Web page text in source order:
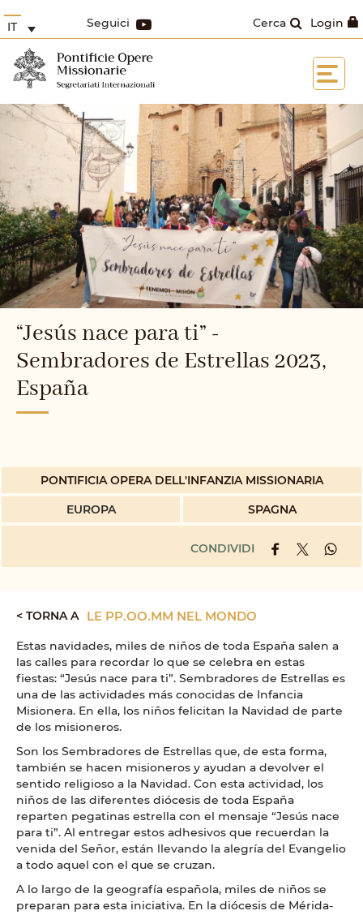
Login
Cerca
Seguici
IT
“Jesús nace para ti” -
Sembradores de Estrellas 2023,
España
PONTIFICIA OPERA DELL'INFANZIA MISSIONARIA
EUROPA
SPAGNA
CONDIVIDI
< TORNA A LE PP.OO.MM NEL MONDO
Estas navidades, miles de niños de toda España salen a
las calles para recordar lo que se celebra en estas
fiestas: “Jesús nace para ti”. Sembradores de Estrellas es
una de las actividades más conocidas de Infancia
Misionera. En ella, los niños felicitan la Navidad de parte
de los misioneros.
Son los Sembradores de Estrellas que, de esta forma,
también se hacen misioneros y ayudan a devolver el
sentido religioso a la Navidad. Con esta actividad, los
niños de las diferentes diócesis de toda España
reparten pegatinas estrella con el mensaje “Jesús nace
para ti”. Al entregar estos adhesivos que recuerdan la
venida del Señor, están llevando la alegría del Evangelio
a todo aquel con el que se cruzan.
A lo largo de la geografía española, miles de niños se
preparan para esta iniciativa. En la diócesis de Mérida-